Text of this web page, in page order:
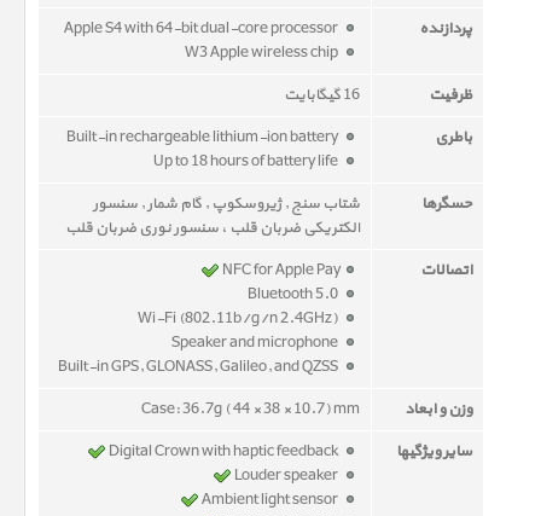
پردازنده
ظرفیت
16 گیگابایت
باطری
حسگرها
شتاب سنج , ژیروسکوپ , گام شمار , سنسور
الکتریکی ضربان قلب ، سنسور نوری ضربان قلب
اتصالات
NFC for Apple Pay
وزن و ابعاد
Case: 36.7g ( 44 × 38 × 10.7) mm
سایر ویژگیها